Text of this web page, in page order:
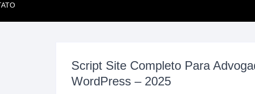
Script Site Completo Para
WordPress – 2025